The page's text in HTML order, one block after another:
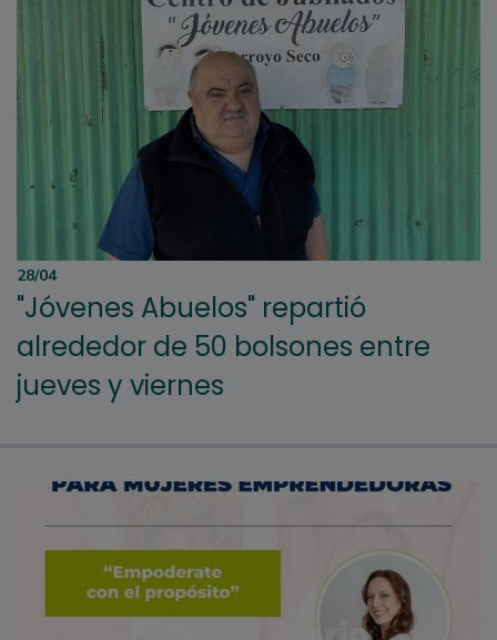
28/04
"Jóvenes Abuelos" repartió
alrededor de 50 bolsones entre
jueves y viernes